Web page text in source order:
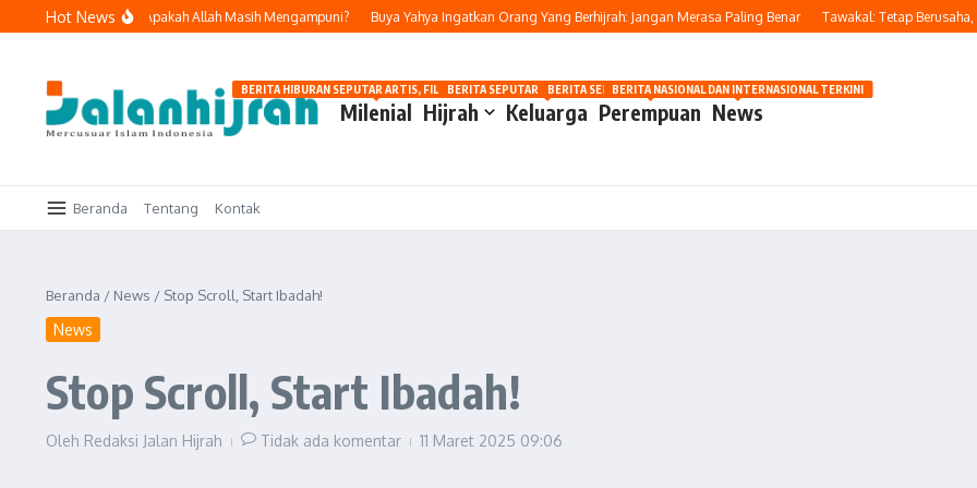
Lewati ke konten
Hot News
dan Bertobat, Apakah Allah Masih Mengampuni? Buya Yahya Ingatkan Orang Yang Berhijrah: Jangan Merasa Paling Benar Tawakal: Tetap Berusaha,
Milenial
BERITA HIBURAN SEPUTAR ARTIS, FILM, DAN GOSIP
Hijrah Keluarga
BERITA SEPUTAR OTOMOTIF HARI INI
Perempuan
BERITA SEPUTAR KECANTIKAN WANITA
News
BERITA NASIONAL DAN INTERNASIONAL TERKINI
Beranda Tentang Kontak
Beranda / News / Stop Scroll, Start Ibadah!
News
Stop Scroll, Start Ibadah!
Oleh Redaksi Jalan Hijrah Tidak ada komentar 11 Maret 2025 09:06